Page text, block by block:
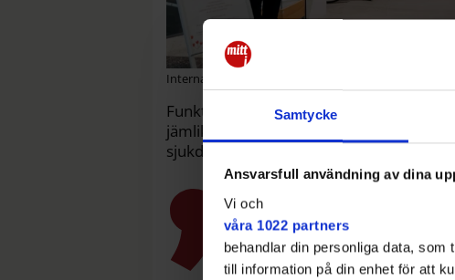
Samtycke
Ansvarsfull användning av dina
Vi och
våra 1022 partners
behandlar din personliga data,
till information på din enhet för att
Internationella funktionsrättsdagen
Funktionsrätt Göteborgs strävar efter
jämlika. De företräder 53 föreningar
sjukdomar.